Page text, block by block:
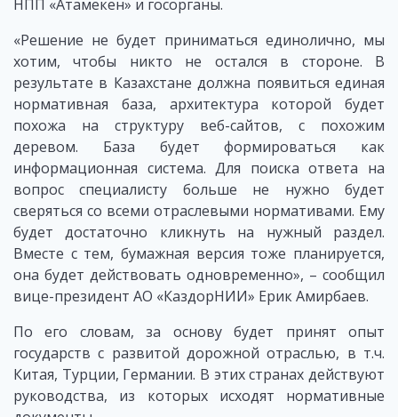
НПП «Атамекен» и госорганы.
«Решение не будет приниматься единолично, мы
хотим, чтобы никто не остался в стороне. В
результате в Казахстане должна появиться единая
нормативная база, архитектура которой будет
похожа на структуру веб-сайтов, с похожим
деревом. База будет формироваться как
информационная система. Для поиска ответа на
вопрос специалисту больше не нужно будет
сверяться со всеми отраслевыми нормативами. Ему
будет достаточно кликнуть на нужный раздел.
Вместе с тем, бумажная версия тоже планируется,
она будет действовать одновременно», – сообщил
вице-президент АО «КаздорНИИ» Ерик Амирбаев.
По его словам, за основу будет принят опыт
государств с развитой дорожной отраслью, в т.ч.
Китая, Турции, Германии. В этих странах действуют
руководства, из которых исходят нормативные